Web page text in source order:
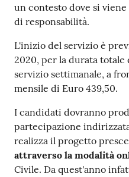
un contesto dove si
di responsabilità.
L'inizio del servizio è
2020, per la durata totale
servizio settimanale, a
mensile di Euro 439,50.
I candidati dovranno
partecipazione
realizza il progetto
attraverso la modalità
Civile. Da quest'anno